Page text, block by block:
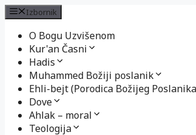
Izbornik
O Bogu Uzvišenom
Kur'an Časni
Hadis
Muhammed Božiji poslanik
Ehli-bejt (Porodica Božijeg
Dove
Ahlak – moral
Teologija